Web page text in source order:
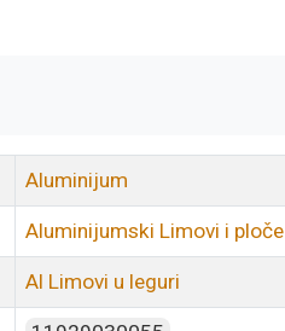
Aluminijum
Aluminijumski Limovi i ploče
Al Limovi u leguri